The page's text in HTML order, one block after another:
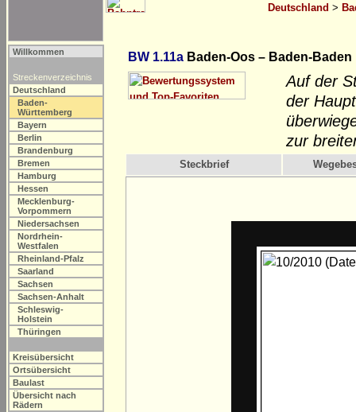
Deutschland >
Willkommen
Streckenverzeichnis
Deutschland
Baden-
Württemberg
Bayern
Berlin
Brandenburg
Bremen
Hamburg
Hessen
Mecklenburg-
Vorpommern
Niedersachsen
Nordrhein-
Westfalen
Rheinland-Pfalz
Saarland
Sachsen
Sachsen-Anhalt
Schleswig-
Holstein
Thüringen
Kreisübersicht
Ortsübersicht
Baulast
Übersicht nach
Rädern
BW 1.11a Baden-Oos – Baden-Baden
Auf der
der
zur
Steckbrief